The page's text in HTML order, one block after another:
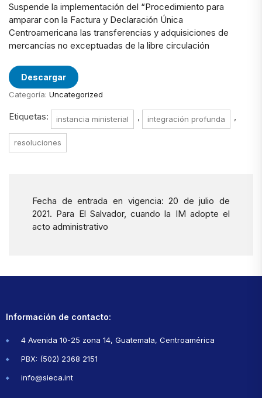
Suspende la implementación del “Procedimiento para
amparar con la Factura y Declaración Única
Centroamericana las transferencias y adquisiciones de
mercancías no exceptuadas de la libre circulación
Descargar
Categoría: Uncategorized
Etiquetas: instancia ministerial , integración profunda ,
resoluciones
Fecha de entrada en vigencia: 20 de julio de
2021. Para El Salvador, cuando la IM adopte el
acto administrativo
Información de contacto:
4 Avenida 10-25 zona 14, Guatemala, Centroamérica
PBX: (502) 2368 2151
info@sieca.int